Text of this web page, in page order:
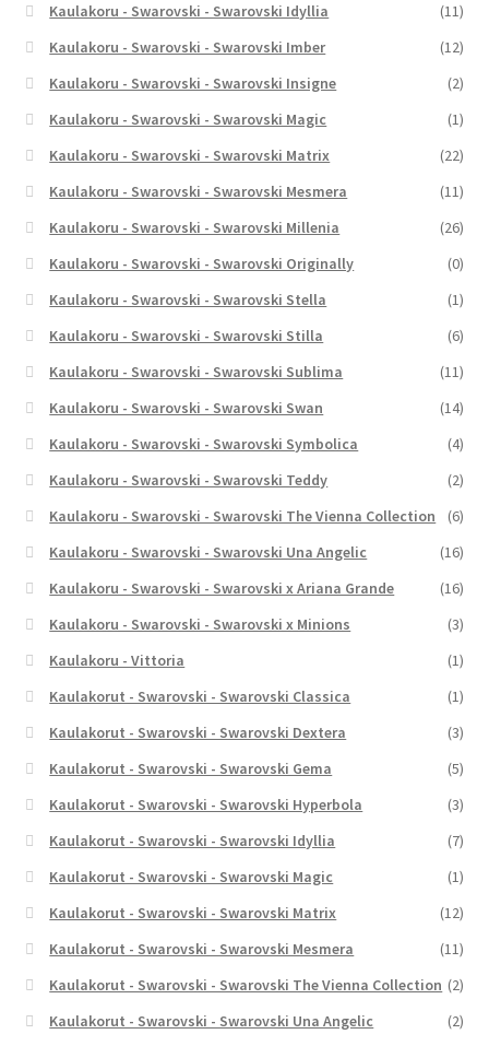
Kaulakoru - Swarovski - Swarovski Idyllia
(11)
Kaulakoru - Swarovski - Swarovski Imber
(12)
Kaulakoru - Swarovski - Swarovski Insigne
(2)
Kaulakoru - Swarovski - Swarovski Magic
(1)
Kaulakoru - Swarovski - Swarovski Matrix
(22)
Kaulakoru - Swarovski - Swarovski Mesmera
(11)
Kaulakoru - Swarovski - Swarovski Millenia
(26)
Kaulakoru - Swarovski - Swarovski Originally
(0)
Kaulakoru - Swarovski - Swarovski Stella
(1)
Kaulakoru - Swarovski - Swarovski Stilla
(6)
Kaulakoru - Swarovski - Swarovski Sublima
(11)
Kaulakoru - Swarovski - Swarovski Swan
(14)
Kaulakoru - Swarovski - Swarovski Symbolica
(4)
Kaulakoru - Swarovski - Swarovski Teddy
(2)
Kaulakoru - Swarovski - Swarovski The Vienna Collection
(6)
Kaulakoru - Swarovski - Swarovski Una Angelic
(16)
Kaulakoru - Swarovski - Swarovski x Ariana Grande
(16)
Kaulakoru - Swarovski - Swarovski x Minions
(3)
Kaulakoru - Vittoria
(1)
Kaulakorut - Swarovski - Swarovski Classica
(1)
Kaulakorut - Swarovski - Swarovski Dextera
(3)
Kaulakorut - Swarovski - Swarovski Gema
(5)
Kaulakorut - Swarovski - Swarovski Hyperbola
(3)
Kaulakorut - Swarovski - Swarovski Idyllia
(7)
Kaulakorut - Swarovski - Swarovski Magic
(1)
Kaulakorut - Swarovski - Swarovski Matrix
(12)
Kaulakorut - Swarovski - Swarovski Mesmera
(11)
Kaulakorut - Swarovski - Swarovski The Vienna Collection (2)
Kaulakorut - Swarovski - Swarovski Una Angelic
(2)